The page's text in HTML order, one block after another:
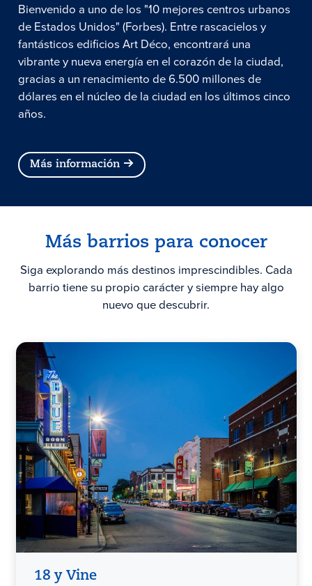
Bienvenido a uno de los "10 mejores centros urbanos
de Estados Unidos" (Forbes). Entre rascacielos y
fantásticos edificios Art Déco, encontrará una
vibrante y nueva energía en el corazón de la ciudad,
gracias a un renacimiento de 6.500 millones de
dólares en el núcleo de la ciudad en los últimos cinco
años.
Más información
Más barrios para conocer
Siga explorando más destinos imprescindibles. Cada
barrio tiene su propio carácter y siempre hay algo
nuevo que descubrir.
18 y Vine